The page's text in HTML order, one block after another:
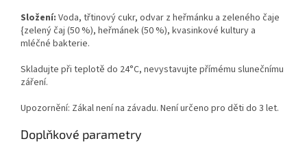
Složení: Voda, třtinový cukr, odvar z heřmánku a zeleného čaje
{zelený čaj (50 %), heřmánek (50 %), kvasinkové kultury a
mléčné bakterie.
Skladujte při teplotě do 24°C, nevystavujte přímému slunečnímu
záření.
Upozornění: Zákal není na závadu. Není určeno pro děti do 3 let.
Doplňkové parametry